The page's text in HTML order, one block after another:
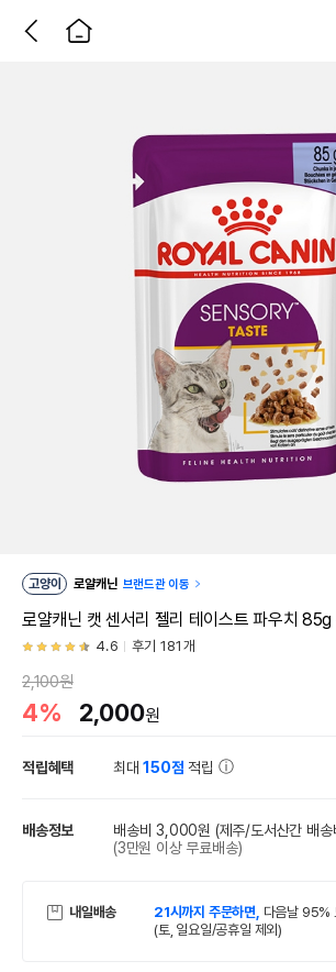
고양이 로얄캐닌 브랜드관 이동
로얄캐닌 캣 센서리 젤리 테이스트 파우치 85g
4.6 후기 181개
2,100원
4% 2,000원
적립혜택 최대150점 적립
배송정보 배송비 3,000원 (제주/도서산간 배송
(3만원 이상 무료배송)
내일배송 21시까지 주문하면, 다음날 95%
(토, 일요일/공휴일 제외)